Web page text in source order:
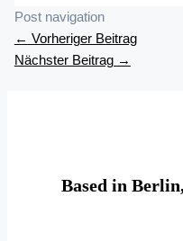
Post navigation
← Vorheriger Beitrag
Nächster Beitrag →
Based in